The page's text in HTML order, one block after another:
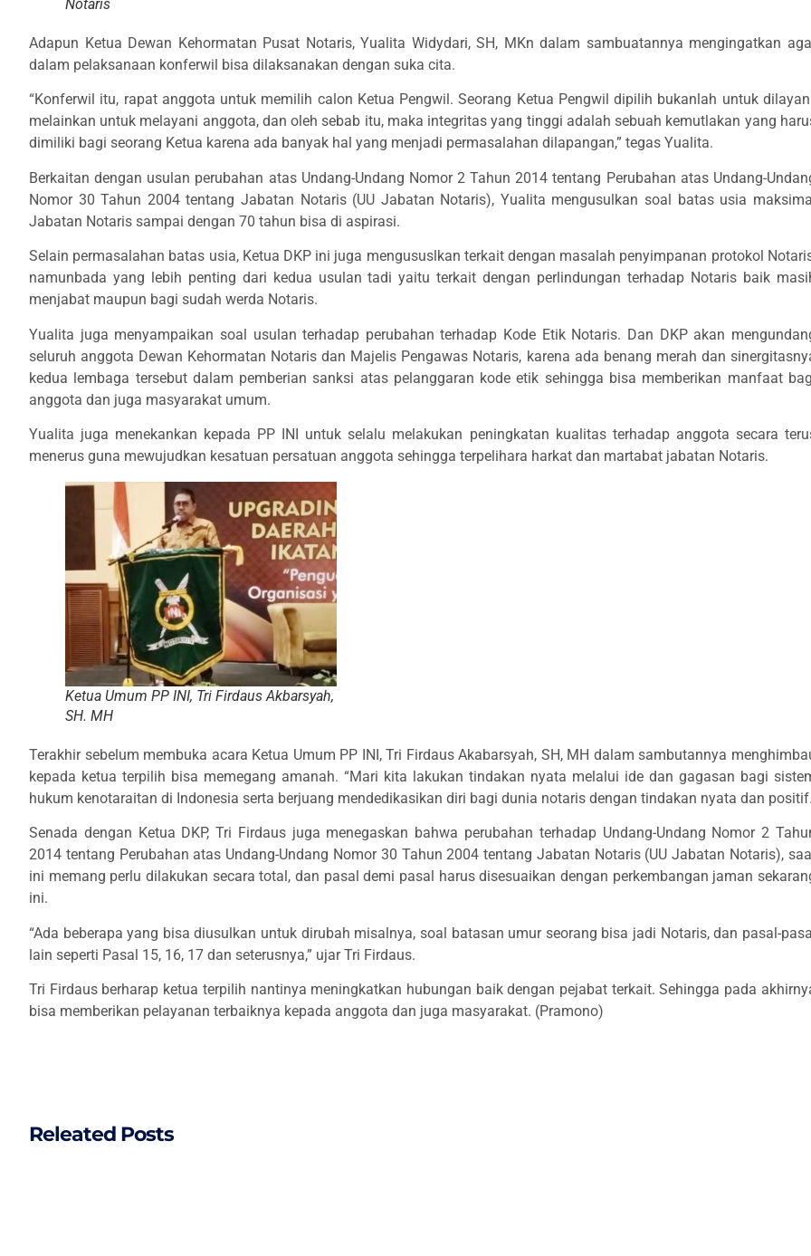
Notaris
Adapun Ketua Dewan Kehormatan Pusat Notaris, Yualita Widydari, SH, MKn dalam sambuatannya mengingatkan
dalam pelaksanaan konferwil bisa dilaksanakan dengan suka cita.
“Konferwil itu, rapat anggota untuk memilih calon Ketua Pengwil. Seorang Ketua Pengwil dipilih bukanlah untuk
melainkan untuk melayani anggota, dan oleh sebab itu, maka integritas yang tinggi adalah sebuah kemutlakan yang
dimiliki bagi seorang Ketua karena ada banyak hal yang menjadi permasalahan dilapangan,” tegas Yualita.
Berkaitan dengan usulan perubahan atas Undang-Undang Nomor 2 Tahun 2014 tentang Perubahan atas Undang-
Nomor 30 Tahun 2004 tentang Jabatan Notaris (UU Jabatan Notaris), Yualita mengusulkan soal batas usia
Jabatan Notaris sampai dengan 70 tahun bisa di aspirasi.
Selain permasalahan batas usia, Ketua DKP ini juga mengususlkan terkait dengan masalah penyimpanan protokol
namunbada yang lebih penting dari kedua usulan tadi yaitu terkait dengan perlindungan terhadap Notaris baik
menjabat maupun bagi sudah werda Notaris.
Yualita juga menyampaikan soal usulan terhadap perubahan terhadap Kode Etik Notaris. Dan DKP akan
seluruh anggota Dewan Kehormatan Notaris dan Majelis Pengawas Notaris, karena ada benang merah dan
kedua lembaga tersebut dalam pemberian sanksi atas pelanggaran kode etik sehingga bisa memberikan manfaat
anggota dan juga masyarakat umum.
Yualita juga menekankan kepada PP INI untuk selalu melakukan peningkatan kualitas terhadap anggota secara
menerus guna mewujudkan kesatuan persatuan anggota sehingga terpelihara harkat dan martabat jabatan Notaris.
Ketua Umum PP INI, Tri Firdaus Akbarsyah,
SH. MH
Terakhir sebelum membuka acara Ketua Umum PP INI, Tri Firdaus Akabarsyah, SH, MH dalam sambutannya
kepada ketua terpilih bisa memegang amanah. “Mari kita lakukan tindakan nyata melalui ide dan gagasan bagi
hukum kenotaraitan di Indonesia serta berjuang mendedikasikan diri bagi dunia notaris dengan tindakan nyata dan positif.
Senada dengan Ketua DKP, Tri Firdaus juga menegaskan bahwa perubahan terhadap Undang-Undang Nomor 2
2014 tentang Perubahan atas Undang-Undang Nomor 30 Tahun 2004 tentang Jabatan Notaris (UU Jabatan Notaris),
ini memang perlu dilakukan secara total, dan pasal demi pasal harus disesuaikan dengan perkembangan jaman
ini.
“Ada beberapa yang bisa diusulkan untuk dirubah misalnya, soal batasan umur seorang bisa jadi Notaris, dan pasal-
lain seperti Pasal 15, 16, 17 dan seterusnya,” ujar Tri Firdaus.
Tri Firdaus berharap ketua terpilih nantinya meningkatkan hubungan baik dengan pejabat terkait. Sehingga pada
bisa memberikan pelayanan terbaiknya kepada anggota dan juga masyarakat. (Pramono)
Releated Posts